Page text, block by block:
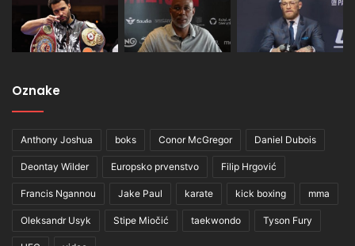
Oznake
Anthony Joshua boks Conor McGregor Daniel Dubois
Deontay Wilder Europsko prvenstvo Filip Hrgović
Francis Ngannou Jake Paul karate kick boxing mma
Oleksandr Usyk Stipe Miočić taekwondo Tyson Fury